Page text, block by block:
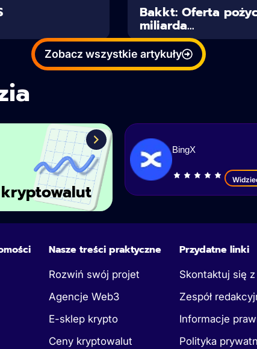
Bakkt: Oferta
miliarda...
Zobacz wszystkie artykuły
BingX
Nasze treści praktyczne
Rozwiń swój projet
Agencje Web3
E-sklep krypto
Ceny kryptowalut
Przydatne linki
Skontaktuj się z
Zespół
Informacje
Polityka